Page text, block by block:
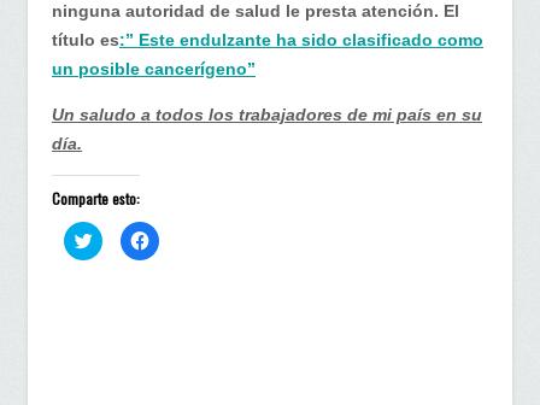
ninguna autoridad de salud le presta atención. El
título es:” Este endulzante ha sido clasificado como
un posible cancerígeno”
Un saludo a todos los trabajadores de mi país en su
día.
Comparte esto:
H
a
H
a